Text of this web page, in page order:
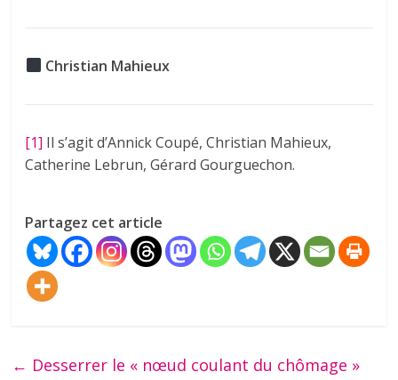
Christian Mahieux
[1] Il s’agit d’Annick Coupé, Christian Mahieux,
Catherine Lebrun, Gérard Gourguechon.
Partagez cet article
← Desserrer le « nœud coulant du chômage »